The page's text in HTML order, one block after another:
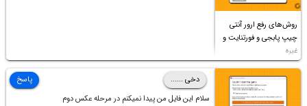
روش‌های رفع ارور آنتی
چیپ پابجی و فورتنایت و
غیره
دخی ......
سلام این فایل من پیدا نمیکنم در مرحله عکس دوم
پاسخ